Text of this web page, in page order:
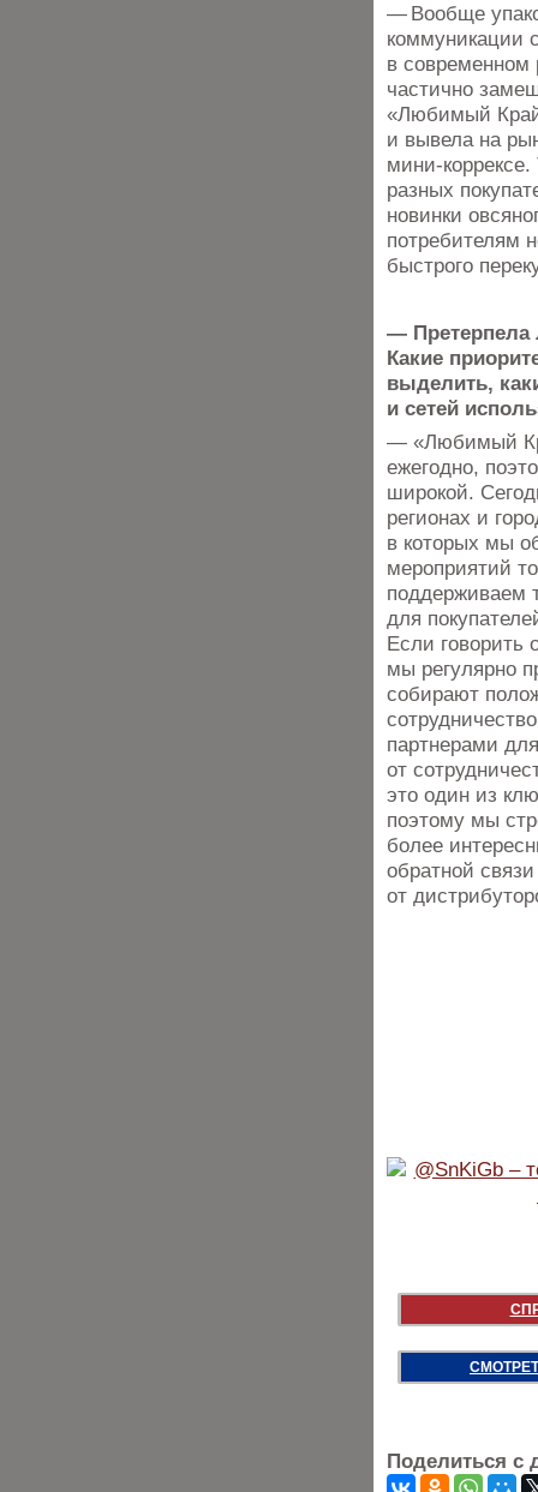
— Вообще
коммуникации
в
частично
«Любимый
и вывела на
мини-
разных
новинки
потребителям
быстрого
— Претерпела
Какие
выделить,
и сетей
— «Любимый
ежегодно,
широкой.
регионах и
в которых мы
мероприятий
поддерживаем
для
Если говорить
мы регулярно
собирают
партнерами
от
это один из
поэтому мы
более
обратной
от
Поделиться с